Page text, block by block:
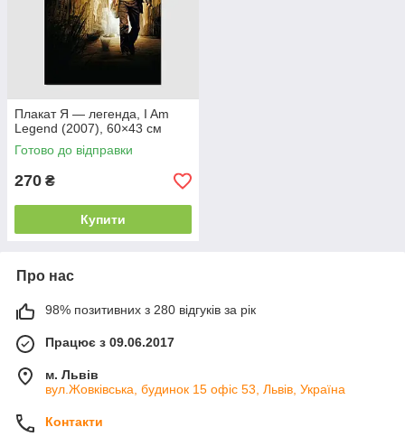
Плакат Я — легенда, I Am
Legend (2007), 60×43 см
Готово до відправки
270 ₴
Купити
Про нас
98% позитивних з 280 відгуків за рік
Працює з 09.06.2017
м. Львів
вул.Жовківська, будинок 15 офіс 53, Львів, Україна
Контакти